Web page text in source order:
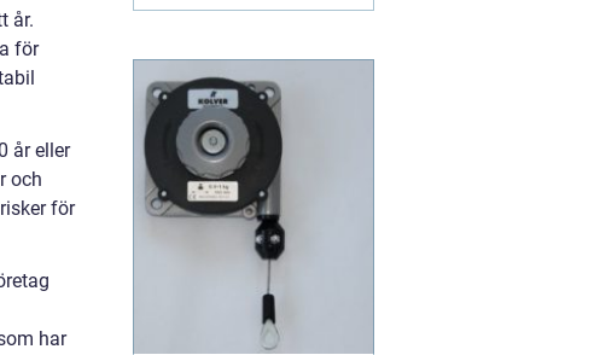
år.
för
år eller
och
för
har
professionell
Pumpservice- pumpar...